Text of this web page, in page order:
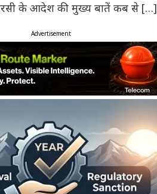
के आदेश की मुख्य बातें कब से […]
Advertisement